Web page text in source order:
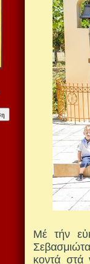
Μέ τήν
κοντά στά